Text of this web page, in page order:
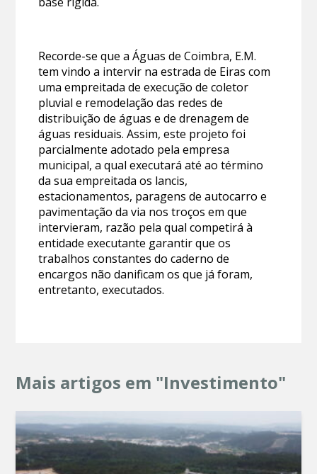
Recorde-se que a Águas de Coimbra, E.M.
tem vindo a intervir na estrada de Eiras com
uma empreitada de execução de coletor
pluvial e remodelação das redes de
distribuição de águas e de drenagem de
águas residuais. Assim, este projeto foi
parcialmente adotado pela empresa
municipal, a qual executará até ao término
da sua empreitada os lancis,
estacionamentos, paragens de autocarro e
pavimentação da via nos troços em que
intervieram, razão pela qual competirá à
entidade executante garantir que os
trabalhos constantes do caderno de
encargos não danificam os que já foram,
entretanto, executados.
Mais artigos em "Investimento"